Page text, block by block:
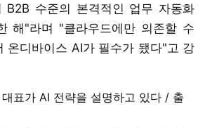
B2B 수준의 본격적인 업무 자동화
해"라며 "클라우드에만 의존할 수
온디바이스 AI가 필수가 됐다"고 강